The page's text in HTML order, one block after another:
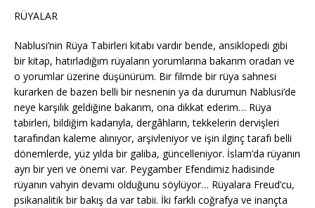
RÜYALAR
Nablusi’nin Rüya Tabirleri kitabı vardır bende, ansiklopedi gibi
bir kitap, hatırladığım rüyaların yorumlarına bakarım oradan ve
o yorumlar üzerine düşünürüm. Bir filmde bir rüya sahnesi
kurarken de bazen belli bir nesnenin ya da durumun Nablusi’de
neye karşılık geldiğine bakarım, ona dikkat ederim… Rüya
tabirleri, bildiğim kadarıyla, dergâhların, tekkelerin dervişleri
tarafından kaleme alınıyor, arşivleniyor ve işin ilginç tarafı belli
dönemlerde, yüz yılda bir galiba, güncelleniyor. İslam’da rüyanın
ayrı bir yeri ve önemi var. Peygamber Efendimiz hadisinde
rüyanın vahyin devamı olduğunu söylüyor… Rüyalara Freud’cu,
psikanalitik bir bakış da var tabii. İki farklı coğrafya ve inançta